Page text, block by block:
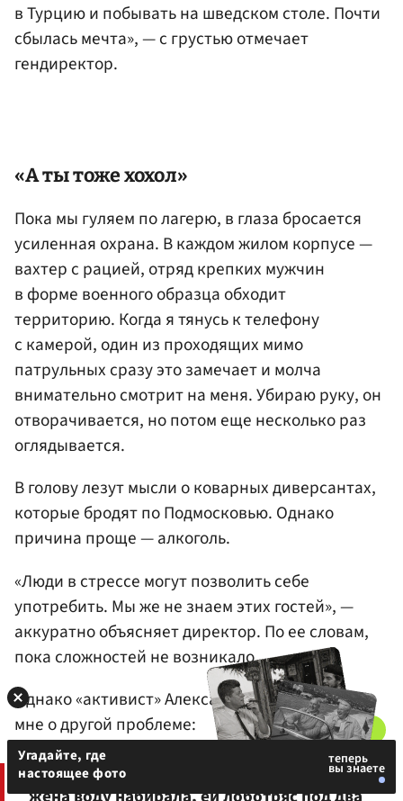
в Турцию и побывать на шведском столе. Почти
сбылась мечта», — с грустью отмечает
гендиректор.
«А ты тоже хохол»
Пока мы гуляем по лагерю, в глаза бросается
усиленная охрана. В каждом жилом корпусе —
вахтер с рацией, отряд крепких мужчин
в форме военного образца обходит
территорию. Когда я тянусь к телефону
с камерой, один из проходящих мимо
патрульных сразу это замечает и молча
внимательно смотрит на меня. Убираю руку, он
отворачивается, но потом еще несколько раз
оглядывается.
В голову лезут мысли о коварных диверсантах,
которые бродят по Подмосковью. Однако
причина проще — алкоголь.
«Люди в стрессе могут позволить себе
употребить. Мы же не знаем этих гостей», —
аккуратно объясняет директор. По ее словам,
пока сложностей не возникало.
Однако «активист» Александр рассказывает
мне о другой проблеме:
«Охранники здесь над нами смеются. Моя
Угадайте, где
настоящее фото